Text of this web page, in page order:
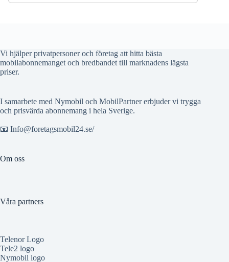
Vi hjälper privatpersoner och företag att hitta bästa
mobilabonnemanget och bredbandet till marknadens lägsta
priser.
I samarbete med Nymobil och MobilPartner erbjuder vi trygga
och prisvärda abonnemang i hela Sverige.
📧 Info@foretagsmobil24.se/
Om oss
Våra partners
Telenor Logo
Tele2 logo
Nymobil logo